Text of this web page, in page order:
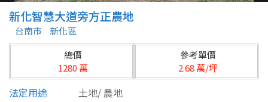
不限
台北市
基隆市
新化智慧大道旁方正農地
台南市
新化區
總價
1280 萬
參考單價
2.68 萬/坪
法定用途 土地/ 農地